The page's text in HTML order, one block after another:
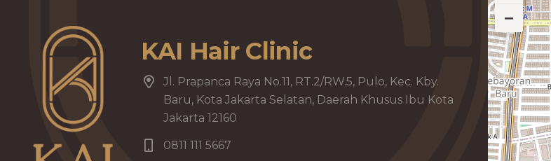
KAI Hair Clinic
Jl. Prapanca Raya No.11, RT.2/RW.5, Pulo, Kec. Kby.
Baru, Kota Jakarta Selatan, Daerah Khusus Ibu Kota
Jakarta 12160
0811 111 5667
−